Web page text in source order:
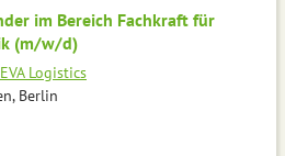
im Bereich Fachkraft für
(m/w/d)
Logistics
Berlin